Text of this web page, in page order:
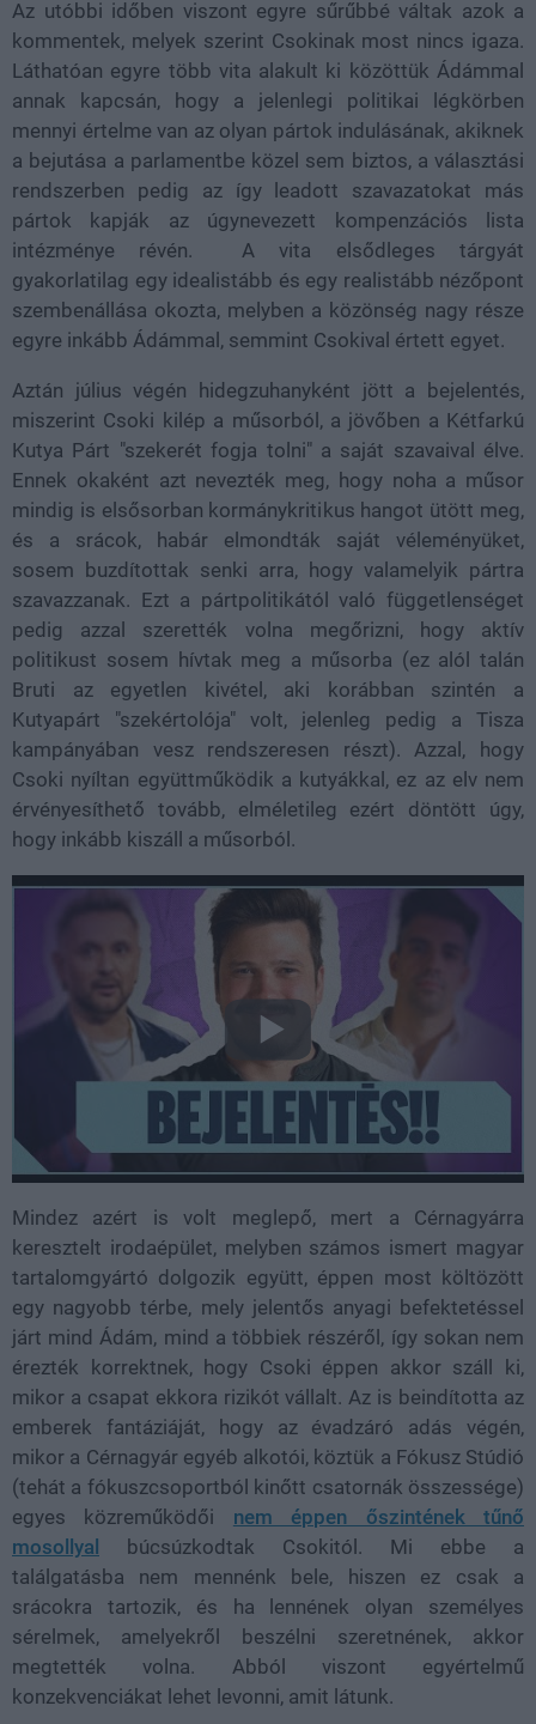
Az utóbbi időben viszont egyre sűrűbbé váltak azok a
kommentek, melyek szerint Csokinak most nincs igaza.
Láthatóan egyre több vita alakult ki közöttük Ádámmal
annak kapcsán, hogy a jelenlegi politikai légkörben
mennyi értelme van az olyan pártok indulásának, akiknek
a bejutása a parlamentbe közel sem biztos, a választási
rendszerben pedig az így leadott szavazatokat más
pártok kapják az úgynevezett kompenzációs lista
intézménye révén. A vita elsődleges tárgyát
gyakorlatilag egy idealistább és egy realistább nézőpont
szembenállása okozta, melyben a közönség nagy része
egyre inkább Ádámmal, semmint Csokival értett egyet.
Aztán július végén hidegzuhanyként jött a bejelentés,
miszerint Csoki kilép a műsorból, a jövőben a Kétfarkú
Kutya Párt "szekerét fogja tolni" a saját szavaival élve.
Ennek okaként azt nevezték meg, hogy noha a műsor
mindig is elsősorban kormánykritikus hangot ütött meg,
és a srácok, habár elmondták saját véleményüket,
sosem buzdítottak senki arra, hogy valamelyik pártra
szavazzanak. Ezt a pártpolitikától való függetlenséget
pedig azzal szerették volna megőrizni, hogy aktív
politikust sosem hívtak meg a műsorba (ez alól talán
Bruti az egyetlen kivétel, aki korábban szintén a
Kutyapárt "szekértolója" volt, jelenleg pedig a Tisza
kampányában vesz rendszeresen részt). Azzal, hogy
Csoki nyíltan együttműködik a kutyákkal, ez az elv nem
érvényesíthető tovább, elméletileg ezért döntött úgy,
hogy inkább kiszáll a műsorból.
Mindez azért is volt meglepő, mert a Cérnagyárra
keresztelt irodaépület, melyben számos ismert magyar
tartalomgyártó dolgozik együtt, éppen most költözött
egy nagyobb térbe, mely jelentős anyagi befektetéssel
járt mind Ádám, mind a többiek részéről, így sokan nem
érezték korrektnek, hogy Csoki éppen akkor száll ki,
mikor a csapat ekkora rizikót vállalt. Az is beindította az
emberek fantáziáját, hogy az évadzáró adás végén,
mikor a Cérnagyár egyéb alkotói, köztük a Fókusz Stúdió
(tehát a fókuszcsoportból kinőtt csatornák összessége)
egyes közreműködői nem éppen őszintének tűnő
mosollyal búcsúzkodtak Csokitól. Mi ebbe a
találgatásba nem mennénk bele, hiszen ez csak a
srácokra tartozik, és ha lennének olyan személyes
sérelmek, amelyekről beszélni szeretnének, akkor
megtették volna. Abból viszont egyértelmű
konzekvenciákat lehet levonni, amit látunk.